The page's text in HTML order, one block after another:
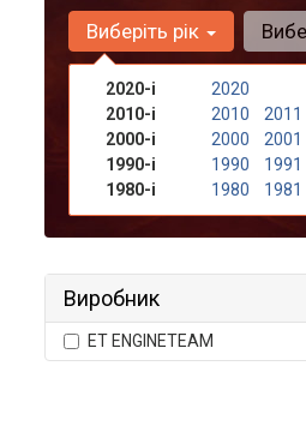
Виберіть рік
2020-і
2020
2010-і
2010 2011
2000-і
2000 2001
1990-і
1990 1991
1980-і
1980 1981
Виробник
ET ENGINETEAM